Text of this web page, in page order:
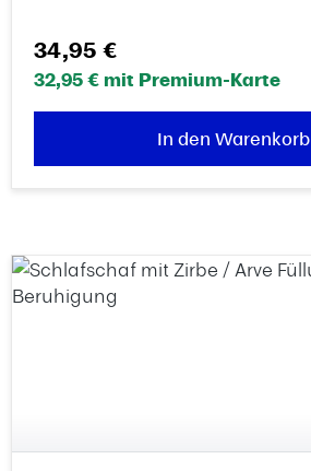
Regulärer Preis:
34,95 €
32,95 € mit Premium-Karte
In den Warenkorb